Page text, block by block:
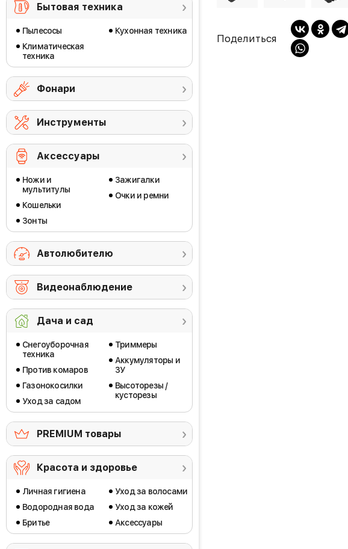
Бытовая техника
Пылесосы
Климатическая
техника
Кухонная техника
Фонари
Инструменты
Аксессуары
Ножи и
мультитулы
Кошельки
Зонты
Зажигалки
Очки и ремни
Автолюбителю
Видеонаблюдение
Дача и сад
Снегоуборочная
техника
Против комаров
Газонокосилки
Уход за садом
Триммеры
Аккумуляторы и
ЗУ
Высоторезы /
кусторезы
PREMIUM товары
Красота и здоровье
Личная гигиена
Водородная вода
Бритье
Уход за волосами
Уход за кожей
Аксессуары
Поделиться